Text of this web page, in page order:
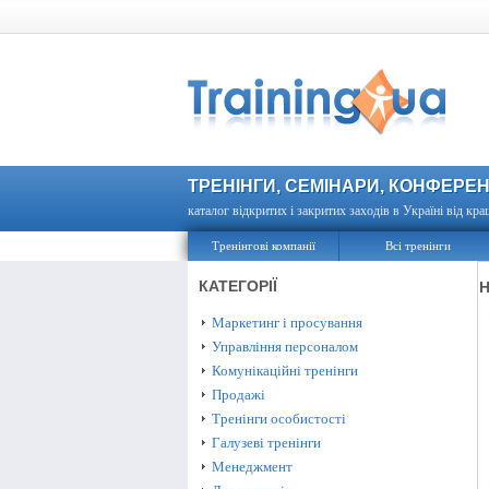
ТРЕНІНГИ, СЕМІНАРИ,
каталог відкритих і закритих заходів в Україні від
Тренінгові компанії Всі тренінги
КАТЕГОРІЇ
Маркетинг і просування
Управління персоналом
Комунікаційні тренінги
Продажі
Тренінги особистості
Галузеві тренінги
Менеджмент